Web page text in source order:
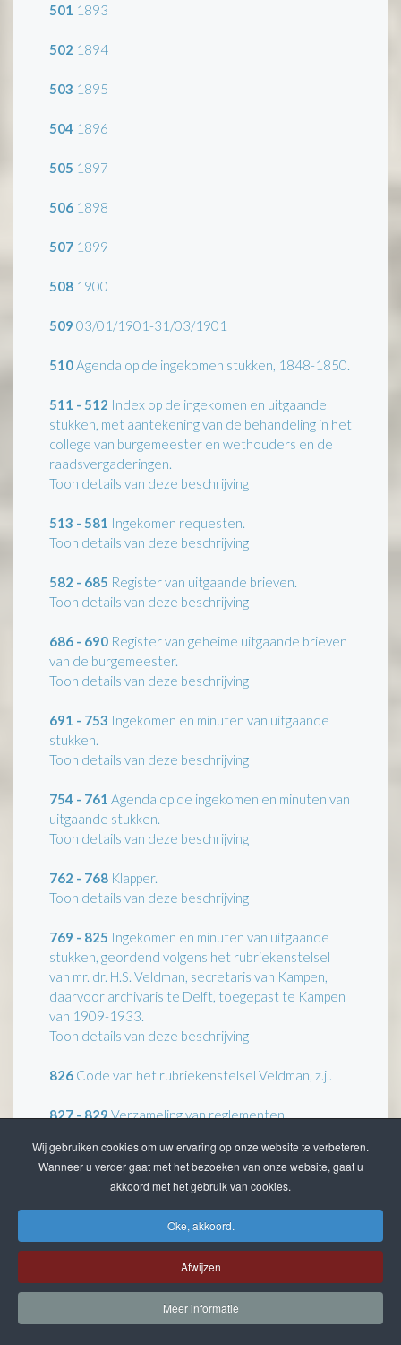
501 1893
502 1894
503 1895
504 1896
505 1897
506 1898
507 1899
508 1900
509 03/01/1901-31/03/1901
510Agenda op de ingekomen stukken, 1848-1850.
511 - 512 Index op de ingekomen en uitgaande
stukken, met aantekening van de behandeling in het
college van burgemeester en wethouders en de
raadsvergaderingen.
Toon details van deze beschrijving
513 - 581 Ingekomen requesten.
Toon details van deze beschrijving
582 - 685 Register van uitgaande brieven.
Toon details van deze beschrijving
686 - 690 Register van geheime uitgaande brieven
van de burgemeester.
Toon details van deze beschrijving
691 - 753 Ingekomen en minuten van uitgaande
stukken.
Toon details van deze beschrijving
754 - 761 Agenda op de ingekomen en minuten van
uitgaande stukken.
Toon details van deze beschrijving
762 - 768 Klapper.
Toon details van deze beschrijving
769 - 825 Ingekomen en minuten van uitgaande
stukken, geordend volgens het rubriekenstelsel
van mr. dr. H.S. Veldman, secretaris van Kampen,
daarvoor archivaris te Delft, toegepast te Kampen
van 1909-1933.
Toon details van deze beschrijving
826 Code van het rubriekenstelsel Veldman, z.j..
827 - 829Verzameling van reglementen,
Toon details van deze beschrijving
Publicaties van Z. M. de Koning, 1813-1832.
Publicaties van de Gouveneur en
Gedeputeerde Staten van Overijssel, 1813-1833.
832 - 846Register van stedelijke publicaties.
Toon details van deze beschrijving
Wij gebruiken cookies om uw ervaring op onze website te verbeteren.
Wanneer u verder gaat met het bezoeken van onze website, gaat u
akkoord met het gebruik van cookies.
Oke, akkoord.
Afwijzen
Meer informatie